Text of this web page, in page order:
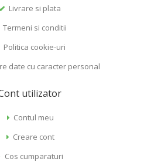
Livrare si plata
Termeni si conditii
Politica cookie-uri
date cu caracter personal
utilizator
Contul meu
Creare cont
Cos cumparaturi